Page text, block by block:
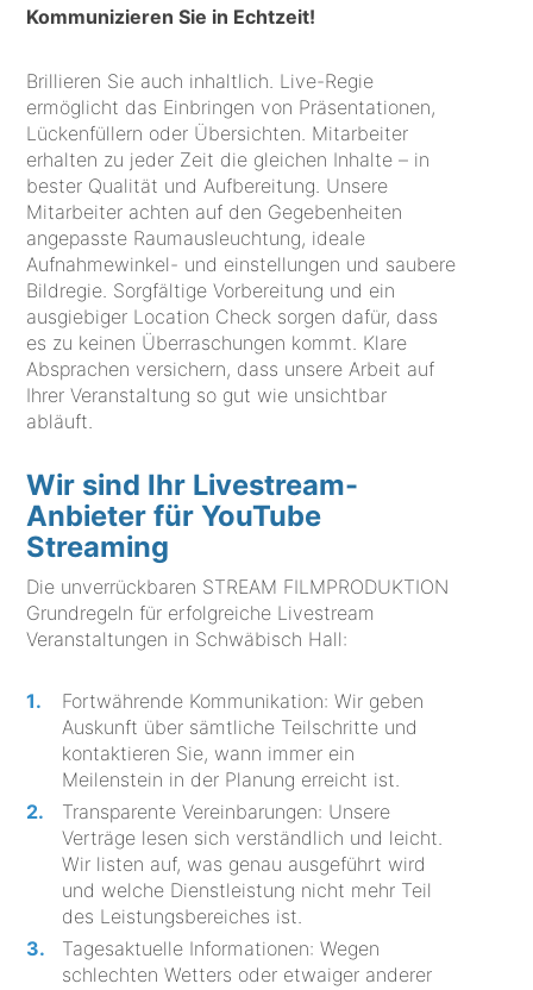
Kommunizieren Sie in Echtzeit!
Brillieren Sie auch inhaltlich. Live-Regie
ermöglicht das Einbringen von Präsentationen,
Lückenfüllern oder Übersichten. Mitarbeiter
erhalten zu jeder Zeit die gleichen Inhalte – in
bester Qualität und Aufbereitung. Unsere
Mitarbeiter achten auf den Gegebenheiten
angepasste Raumausleuchtung, ideale
Aufnahmewinkel- und einstellungen und saubere
Bildregie. Sorgfältige Vorbereitung und ein
ausgiebiger Location Check sorgen dafür, dass
es zu keinen Überraschungen kommt. Klare
Absprachen versichern, dass unsere Arbeit auf
Ihrer Veranstaltung so gut wie unsichtbar
abläuft.
Wir sind Ihr Livestream-
Anbieter für YouTube
Streaming
Die unverrückbaren STREAM FILMPRODUKTION
Grundregeln für erfolgreiche Livestream
Veranstaltungen in Schwäbisch Hall:
Fortwährende Kommunikation: Wir geben
Auskunft über sämtliche Teilschritte und
kontaktieren Sie, wann immer ein
Meilenstein in der Planung erreicht ist.
Transparente Vereinbarungen: Unsere
Verträge lesen sich verständlich und leicht.
Wir listen auf, was genau ausgeführt wird
und welche Dienstleistung nicht mehr Teil
des Leistungsbereiches ist.
Tagesaktuelle Informationen: Wegen
schlechten Wetters oder etwaiger anderer